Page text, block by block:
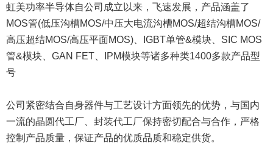
虹美功率半导体自公司成立以来，飞速发展，产品涵盖了
MOS管(低压沟槽MOS/中压大电流沟槽MOS/超结沟槽MOS/
高压超结MOS/高压平面MOS)、IGBT单管&模块、SIC MOS
管&模块、GAN FET、IPM模块等诸多种类1400多款产品型
号
公司紧密结合自身器件与工艺设计方面领先的优势，与国内
一流的晶圆代工厂、封装代工厂保持密切配合与合作，严格
控制产品质量，保证产品的优质品质和稳定供货。